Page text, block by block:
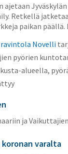
ajetaan
Retkellä
paikan
Novelli
pyörien
alueella,
ja
varalta